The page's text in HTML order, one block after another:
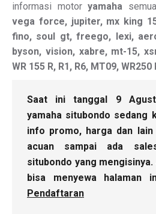
informasi motor yamaha
vega force, jupiter, mx king
fino, soul gt, freego, lexi,
byson, vision, xabre, mt-15,
WR 155 R, R1, R6, MT09,
Saat ini tanggal 9
yamaha situbondo sedang
info promo, harga dan
acuan sampai ada
situbondo yang
bisa menyewa halaman
Pendaftaran